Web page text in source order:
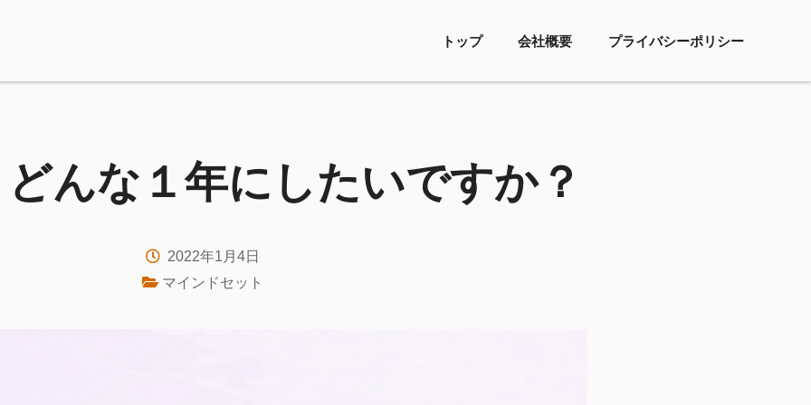
トップ 会社概要 プライバシーポリシー
んな１年にしたいですか？
2022年1月4日
マインドセット